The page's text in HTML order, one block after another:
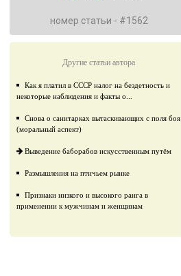
номер статьи - #1562
Другие статьи автора
Как я платил в СССР налог на бездетность и
некоторые наблюдения и факты о...
Снова о санитарках вытаскивающих с поля боя
(моральный аспект)
Выведение баборабов искусственным путём
Размышления на птичьем рынке
Признаки низкого и высокого ранга в
применении к мужчинам и женщинам